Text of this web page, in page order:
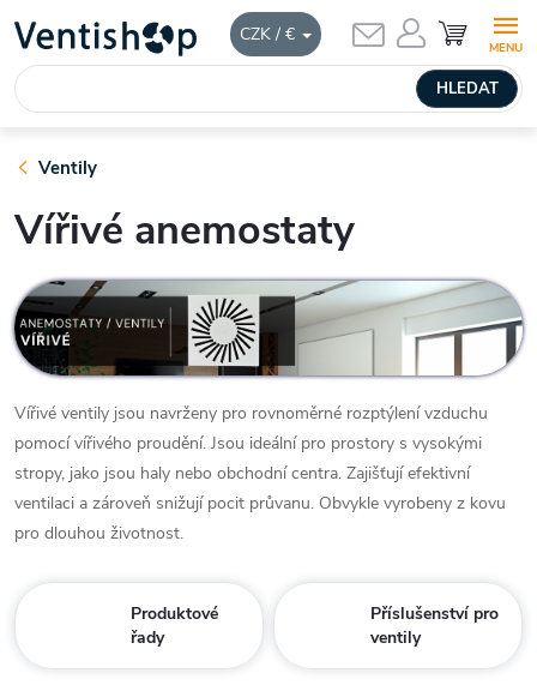
CZK / €
obsah
HLEDAT
Ventily
Vířivé anemostaty
Vířivé ventily jsou navrženy pro rovnoměrné rozptýlení vzduchu
pomocí vířivého proudění. Jsou ideální pro prostory s vysokými
stropy, jako jsou haly nebo obchodní centra. Zajišťují efektivní
ventilaci a zároveň snižují pocit průvanu. Obvykle vyrobeny z kovu
pro dlouhou životnost.
Produktové
řady
Příslušenství pro
ventily